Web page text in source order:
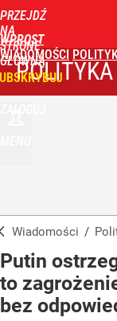
PRZEJDŹ
NA
STRONĘ
GŁÓWNĄ
WPROST
WIADOMOŚCI
POLITYKA
Wiadomości /
Putin
to
bez